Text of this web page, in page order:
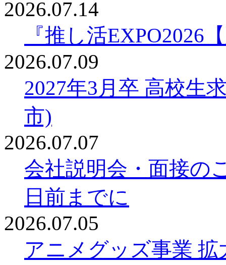
2026.07.14
『推し活EXPO2026
2026.07.09
2027年3月卒 高校生
市)
2026.07.07
会社説明会・面接
日前までに
2026.07.05
アニメグッズ事業